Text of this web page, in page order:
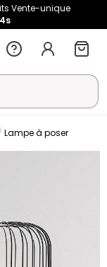
Vente-unique
Lampe à poser